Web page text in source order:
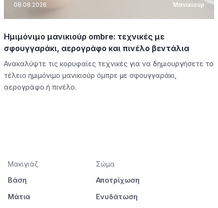
08.08.2026 Μανικιούρ
Ημιμόνιμο μανικιούρ ombre: τεχνικές με
σφουγγαράκι, αερογράφο και πινέλο βεντάλια
Ανακαλύψτε τις κορυφαίες τεχνικές για να δημιουργήσετε το
τέλειο ημιμόνιμο μανικιούρ όμπρε με σφουγγαράκι,
αερογράφο ή πινέλο.
Μακιγιάζ
Βάση
Μάτια
Σώμα
Αποτρίχωση
Ενυδάτωση